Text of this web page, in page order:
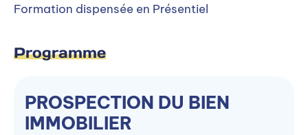
Formation dispensée en Présentiel
Programme
PROSPECTION DU BIEN
IMMOBILIER
En savoir plus
Valérie Dulau
Directrice